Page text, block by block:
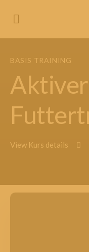
BASIS TRAINING
View Kurs details